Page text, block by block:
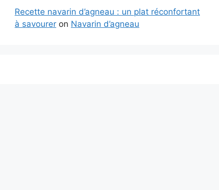
Recette navarin d’agneau : un plat réconfortant
à savourer on Navarin d’agneau